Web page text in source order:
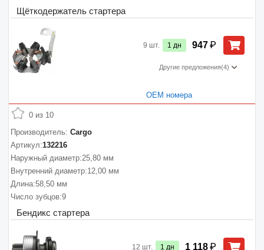
Щёткодержатель стартера
9 шт. 1 дн 947₽
Другие предложения(4)
ОЕМ номера
Бендикс стартера
0 из 10
Производитель: Cargo
Артикул:132216
Наружный диаметр:25,80 мм
Внутренний диаметр:12,00 мм
Длина:58,50 мм
Число зубцов:9
12 шт. 1 дн 1 118₽